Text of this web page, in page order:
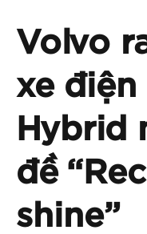
Volvo
xe điện
Hybrid
đề
shine”